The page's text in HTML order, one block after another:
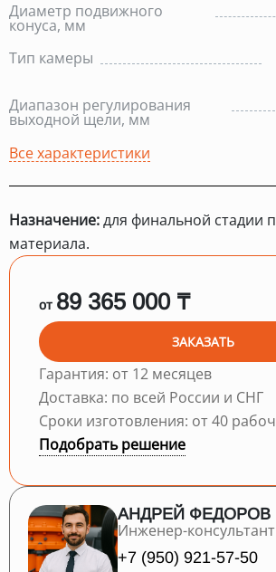
Диаметр подвижного
конуса, мм
Тип камеры
Диапазон регулирования
выходной щели, мм
Все характеристики
Назначение:для финальной стадии
материала.
от 89 365 000 ₸
ЗАКАЗАТЬ
Гарантия: от 12 месяцев
Доставка: по всей России и СНГ
Сроки изготовления: от 40
Подобрать решение
АНДРЕЙ ФЕДОРОВ
Инженер-консультант
+7 (950) 921-57-50